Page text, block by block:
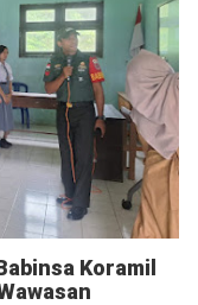
Koramil